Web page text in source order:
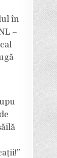
în
–